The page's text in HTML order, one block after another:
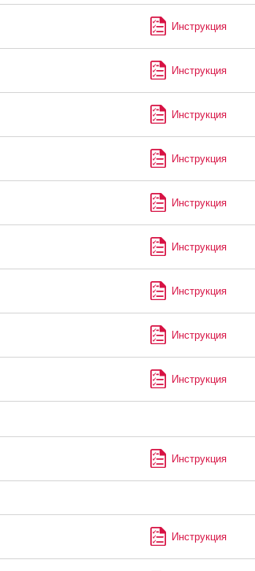
Инструкция
Инструкция
Инструкция
Инструкция
Инструкция
Инструкция
Инструкция
Инструкция
Инструкция
Инструкция
Инструкция